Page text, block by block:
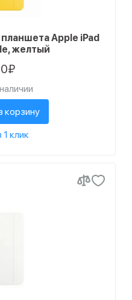
Apple iPad
желтый
корзину
1 клик